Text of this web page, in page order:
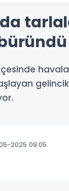
büründü
2025 09:05